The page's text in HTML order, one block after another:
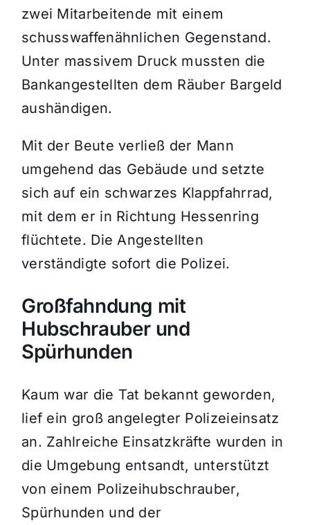
zwei Mitarbeitende mit einem
schusswaffenähnlichen Gegenstand.
Unter massivem Druck mussten die
Bankangestellten dem Räuber Bargeld
aushändigen.
Mit der Beute verließ der Mann
umgehend das Gebäude und setzte
sich auf ein schwarzes Klappfahrrad,
mit dem er in Richtung Hessenring
flüchtete. Die Angestellten
verständigte sofort die Polizei.
Großfahndung mit
Hubschrauber und
Spürhunden
Kaum war die Tat bekannt geworden,
lief ein groß angelegter Polizeieinsatz
an. Zahlreiche Einsatzkräfte wurden in
die Umgebung entsandt, unterstützt
von einem Polizeihubschrauber,
Spürhunden und der